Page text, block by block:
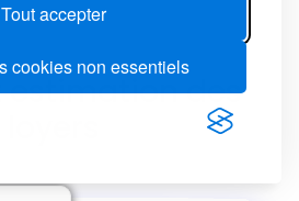
Tout accepter
cookies non essentiels
estimation des